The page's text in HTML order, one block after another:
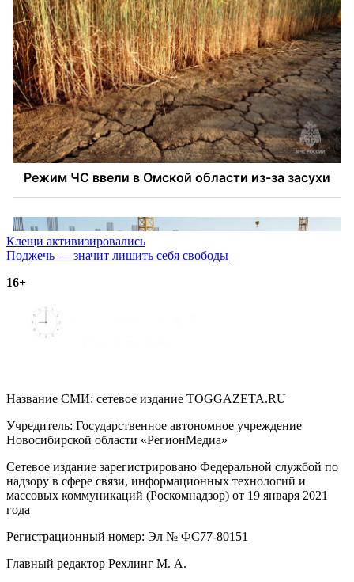
Навигация
по
записям
Клещи активизировались
Поджечь — значит лишить себя свободы
16+
Название СМИ: cетевое издание TOGGAZETA.RU
Учредитель: Государственное автономное учреждение
Новосибирской области «РегионМедиа»
Сетевое издание зарегистрировано Федеральной службой по
надзору в сфере связи, информационных технологий и
массовых коммуникаций (Роскомнадзор) от 19 января 2021
года
Регистрационный номер: Эл № ФС77-80151
Главный редактор Рехлинг М. А.